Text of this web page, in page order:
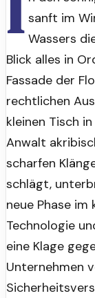
sanft im
Wassers
Blick alles in
Fassade der
rechtlichen
kleinen Tisch
Anwalt
scharfen
schlägt,
neue Phase
Technologie
eine Klage
Unternehmen